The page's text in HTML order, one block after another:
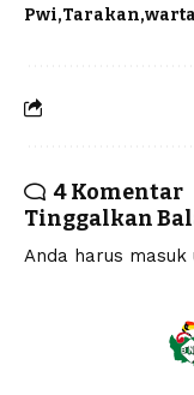
Pwi Tarakan
4 Komentar
Tinggalkan
Anda harus masuk